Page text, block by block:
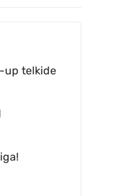
up telkide